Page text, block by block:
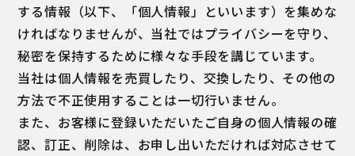
する情報（以下、「個人情報」といいます）を集めな
ければなりませんが、当社ではプライバシーを守り、
秘密を保持するために様々な手段を講じています。
当社は個人情報を売買したり、交換したり、その他の
方法で不正使用することは一切行いません。
また、お客様に登録いただいたご自身の個人情報の確
認、訂正、削除は、お申し出いただければ対応させて